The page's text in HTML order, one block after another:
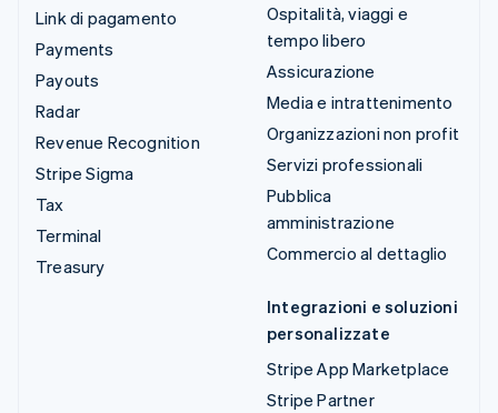
Link di pagamento
Payments
Payouts
Radar
Revenue Recognition
Stripe Sigma
Tax
Terminal
Treasury
Ospitalità, viaggi e
tempo libero
Assicurazione
Media e intrattenimento
Organizzazioni non profit
Servizi professionali
Pubblica
amministrazione
Commercio al dettaglio
Integrazioni e soluzioni
personalizzate
Stripe App Marketplace
Stripe Partner